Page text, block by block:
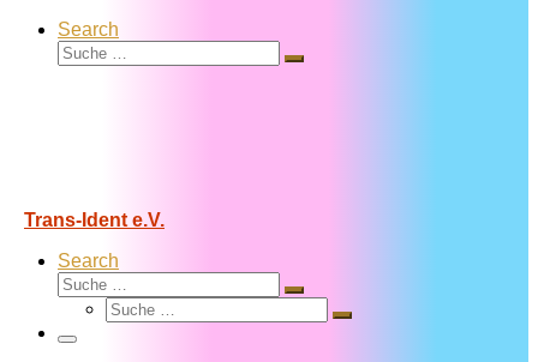
Search
Suche
Suche
Trans-Ident e.V.
Search
Suche
Suche
Suche
Suche
Menü